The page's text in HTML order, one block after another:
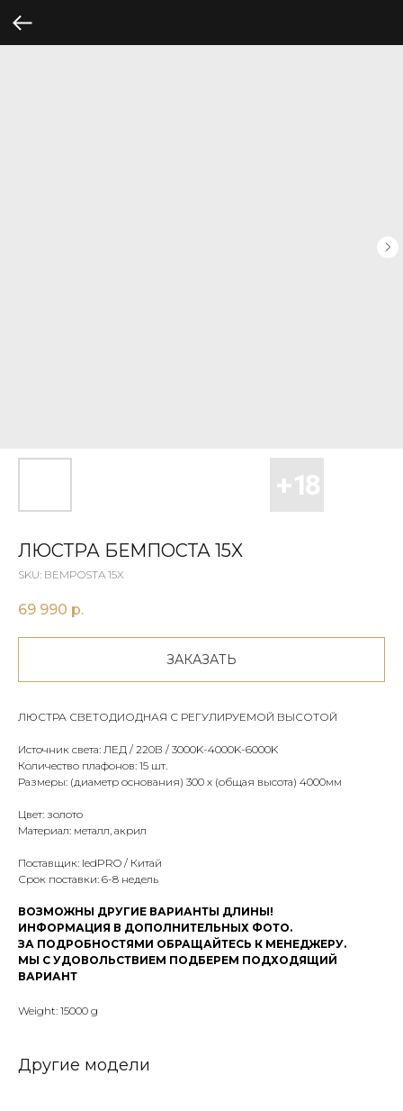
ЛЮСТРА БЕМПОСТА 15X
SKU: BEMPOSTA 15X
69 990 р.
ЗАКАЗАТЬ
ЛЮСТРА СВЕТОДИОДНАЯ С РЕГУЛИРУЕМОЙ ВЫСОТОЙ
Источник света: ЛЕД / 220В / 3000K-4000K-6000K
Количество плафонов: 15 шт.
Размеры: (диаметр основания) 300 х (общая высота) 4000мм
Цвет: золото
Материал: металл, акрил
Поставщик: ledPRO / Китай
Срок поставки: 6-8 недель
ВОЗМОЖНЫ ДРУГИЕ ВАРИАНТЫ ДЛИНЫ!
ИНФОРМАЦИЯ В ДОПОЛНИТЕЛЬНЫХ ФОТО.
ЗА ПОДРОБНОСТЯМИ ОБРАЩАЙТЕСЬ К МЕНЕДЖЕРУ.
МЫ С УДОВОЛЬСТВИЕМ ПОДБЕРЕМ ПОДХОДЯЩИЙ
ВАРИАНТ
Weight: 15000 g
Другие модели